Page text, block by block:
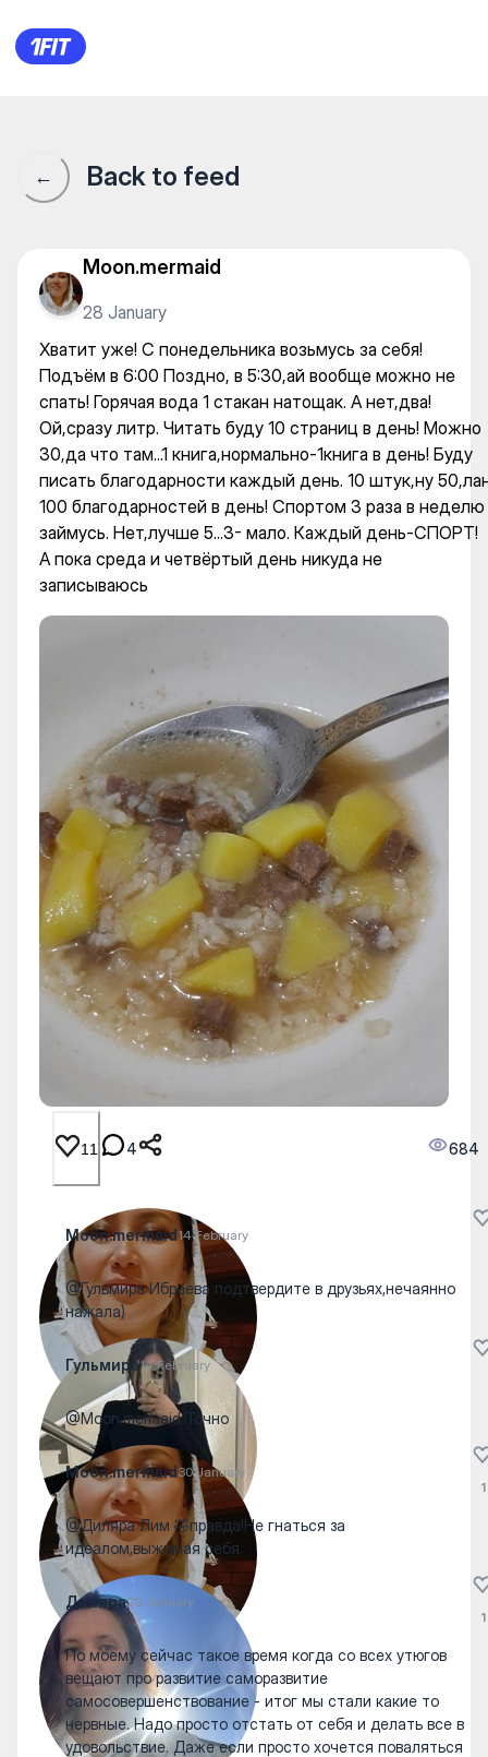
Хватит уже! С
← Back to feed
Moon.mermaid
28 January
Хватит уже! С понедельника возьмусь за себя!
Подъём в 6:00 Поздно, в 5:30,ай вообще можно не
спать! Горячая вода 1 стакан натощак. А нет,два!
Ой,сразу литр. Читать буду 10 страниц в день! Можно
30,да что там...1 книга,нормально-1книга в день! Буду
писать благодарности каждый день. 10 штук,ну
100 благодарностей в день! Спортом 3 раза в неделю
займусь. Нет,лучше 5...3- мало. Каждый день-СПОРТ!
А пока среда и четвёртый день никуда не
записываюсь
11 4 684
Moon.mermaid14 February
@Гульмира Ибраева подтвердите в друзьях,нечаянно
нажала)
Гульмира14 February
@Moon.mermaid Точно
Moon.mermaid30 January
@Диляра Лим 🤣правда!Не гнаться за
идеалом,выжимая себя.
1
Диляра29 January
По моему сейчас такое время когда со всех утюгов
вещают про развитие саморазвитие
самосовершенствование - итог мы стали какие то
нервные. Надо просто отстать от себя и делать все в
удовольствие. Даже если просто хочется поваляться
1